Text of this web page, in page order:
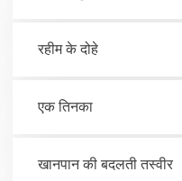
रहीम के दोहे
एक तिनका
खानपान की बदलती तस्वीर